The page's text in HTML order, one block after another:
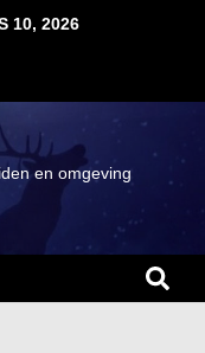
10, 2026
en omgeving